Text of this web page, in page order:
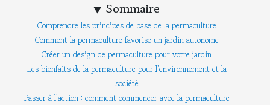
Sommaire
Comprendre les principes de base de la permaculture
Comment la permaculture favorise un jardin autonome
Créer un design de permaculture pour votre jardin
Les bienfaits de la permaculture pour l'environnement et la
société
Passer à l'action : comment commencer avec la permaculture